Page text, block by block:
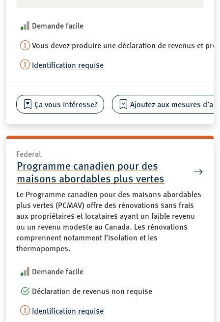
Demande facile
Vous devez produire une déclaration de revenus et
Identification requise
Ça vous intéresse? Ajoutez aux mesures
Federal
Programme canadien pour des
maisons abordables plus vertes
Le Programme canadien pour des maisons abordables
plus vertes (PCMAV) offre des rénovations sans frais
aux propriétaires et locataires ayant un faible revenu
ou un revenu modeste au Canada. Les rénovations
comprennent notamment l’isolation et les
thermopompes.
Demande facile
Déclaration de revenus non requise
Identification requise